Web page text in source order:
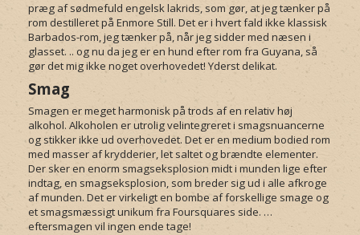
præg af sødmefuld engelsk lakrids, som gør, at jeg tænker på
rom destilleret på Enmore Still. Det er i hvert fald ikke klassisk
Barbados-rom, jeg tænker på, når jeg sidder med næsen i
glasset. .. og nu da jeg er en hund efter rom fra Guyana, så
gør det mig ikke noget overhovedet! Yderst delikat.
Smag
Smagen er meget harmonisk på trods af en relativ høj
alkohol. Alkoholen er utrolig velintegreret i smagsnuancerne
og stikker ikke ud overhovedet. Det er en medium bodied rom
med masser af krydderier, let saltet og brændte elementer.
Der sker en enorm smagseksplosion midt i munden lige efter
indtag, en smagseksplosion, som breder sig ud i alle afkroge
af munden. Det er virkeligt en bombe af forskellige smage og
et smagsmæssigt unikum fra Foursquares side. …
eftersmagen vil ingen ende tage!